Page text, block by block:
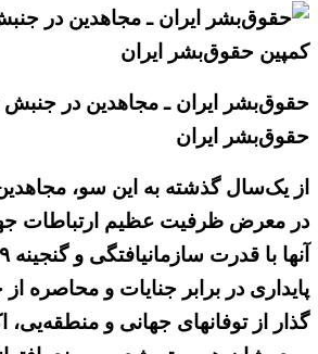
حقوق‌بشر ایران ـ مجاهدین در جنبش
حقوق‌بشر ایران
از یک‌سال گذشته به این سو،
در معرض ظرفیت عظیم ارتباطات
پایداری در برابر جنایات و محاصره از
گذار از توفانهای جهانی و منطقه‌یی،